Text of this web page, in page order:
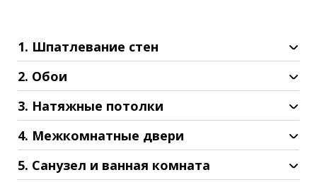
1. Шпатлевание стен
2. Обои
3. Натяжные потолки
4. Межкомнатные двери
5. Санузел и ванная комната